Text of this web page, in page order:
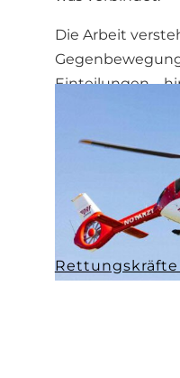
Die Arbeit
Einteilungen –
gemeinsamen
Rettungskräfte